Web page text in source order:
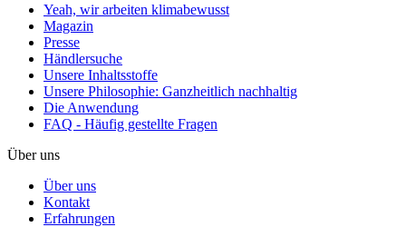
Yeah, wir arbeiten klimabewusst
Magazin
Presse
Händlersuche
Unsere Inhaltsstoffe
Unsere Philosophie: Ganzheitlich nachhaltig
Die Anwendung
FAQ - Häufig gestellte Fragen
Über uns
Über uns
Kontakt
Erfahrungen